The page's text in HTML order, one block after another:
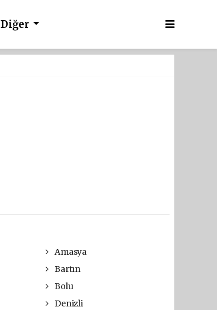
Diğer
Amasya
Bartın
Bolu
Denizli